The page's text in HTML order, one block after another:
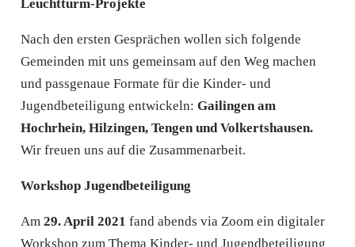
Leuchtturm-Projekte
Nach den ersten Gesprächen wollen sich folgende
Gemeinden mit uns gemeinsam auf den Weg machen
und passgenaue Formate für die Kinder- und
Jugendbeteiligung entwickeln: Gailingen am
Hochrhein, Hilzingen, Tengen und Volkertshausen.
Wir freuen uns auf die Zusammenarbeit.
Workshop Jugendbeteiligung
Am 29. April 2021 fand abends via Zoom ein digitaler
Workshop zum Thema Kinder- und Jugendbeteiligung